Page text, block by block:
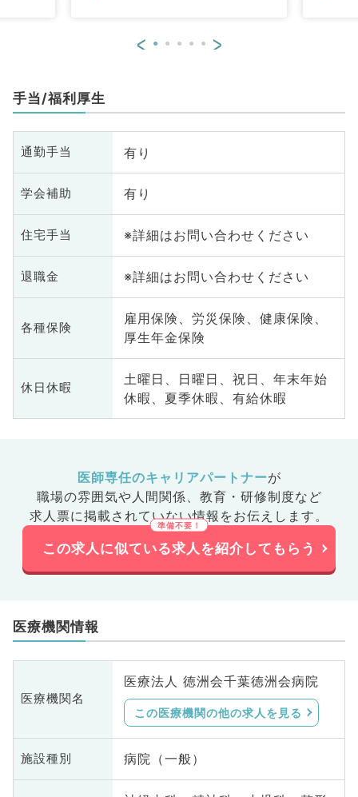
< >
手当/福利厚生
通勤手当 有り
学会補助 有り
住宅手当 ※詳細はお問い合わせください
退職金 ※詳細はお問い合わせください
各種保険
雇用保険、労災保険、健康保険、
厚生年金保険
休日休暇
土曜日、日曜日、祝日、年末年始
休暇、夏季休暇、有給休暇
医師専任のキャリアパートナーが
職場の雰囲気や人間関係、 教育・研修制度など
求人票に掲載されていない情報をお伝えします。
この求人に似ている求人を紹介してもらう
医療機関情報
医療機関名
医療法人 徳洲会千葉徳洲会病院
この医療機関の他の求人を見る
施設種別 病院（一般）